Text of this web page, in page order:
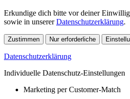
Erkundige dich bitte vor deiner
sowie in unsererDatenschutzerklärung.
Zustimmen Nur erforderliche
Datenschutzerklärung
Individuelle Datenschutz-Einstellungen
Marketing per Customer-Match